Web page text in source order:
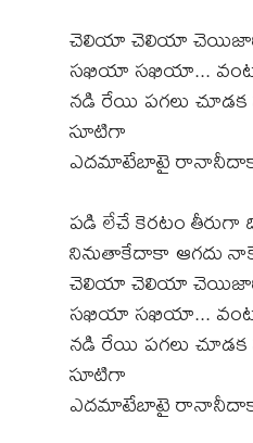
చెలియా చెలియా చెయిజారి
సఖియా సఖియా...
నడి రేయి పగలు చూడక
సూటిగా
ఎదమాటేబాటై
పడి లేచే కెరటం
నినుతాకేదాకా ఆగదు
చెలియా చెలియా చెయిజారి
సఖియా సఖియా...
నడి రేయి పగలు చూడక
సూటిగా
ఎదమాటేబాటై